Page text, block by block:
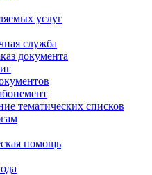
услуг
служба
документа
тематических списков
помощь